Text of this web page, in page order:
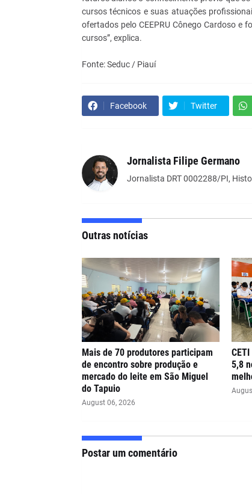
cursos técnicos e suas atuações
ofertados pelo CEEPRU Cônego Cardoso e
cursos”, explica.
Fonte: Seduc / Piauí
Facebook Twitter
Jornalista Filipe Germano
Jornalista DRT 0002288/PI,
Outras notícias
Mais de 70 produtores participam
de encontro sobre produção e
mercado do leite em São Miguel
do Tapuio
August 06, 2026
5,8
Postar um comentário